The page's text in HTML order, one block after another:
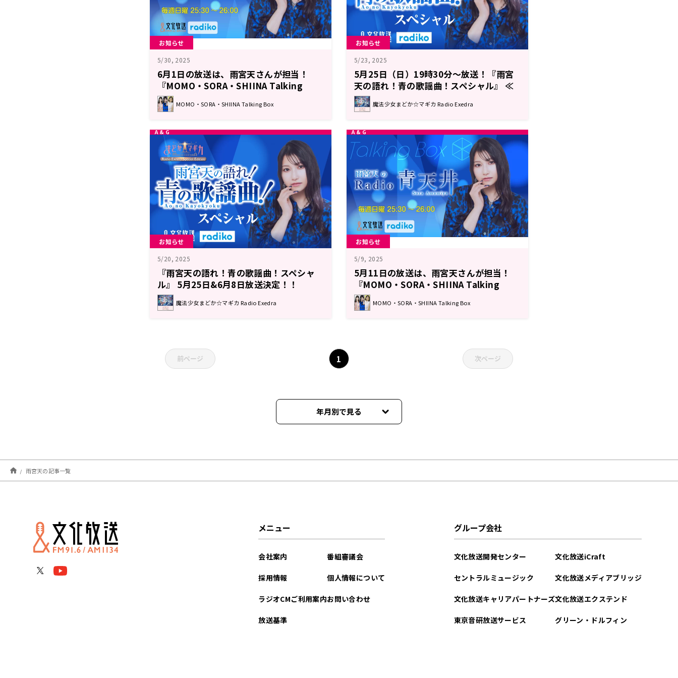
お知らせ
5/30, 2025
6月1日の放送は、雨宮天さんが担当！
『MOMO・SORA・SHIINA Talking
Box』
MOMO・SORA・SHIINA Talking Box
お知らせ
5/23, 2025
5月25日（日）19時30分～放送！『雨宮
天の語れ！青の歌謡曲！スペシャル』 ≪
前編≫
魔法少女まどか☆マギカ Radio Exedra
お知らせ
5/20, 2025
『雨宮天の語れ！青の歌謡曲！スペシャ
ル』 5月25日&6月8日放送決定！！
魔法少女まどか☆マギカ Radio Exedra
お知らせ
5/9, 2025
5月11日の放送は、雨宮天さんが担当！
『MOMO・SORA・SHIINA Talking
Box』
MOMO・SORA・SHIINA Talking Box
前ページ 1 次ページ
年月別で見る
2026年03月
2026年02月
雨宮天の記事一覧
メニュー
会社案内
採用情報
ラジオCMご利用案内
放送基準
番組審議会
個人情報について
お問い合わせ
グループ会社
文化放送開発センター
セントラルミュージック
文化放送キャリアパートナーズ
東京音研放送サービス
文化放送iCraft
文化放送メディアブリッジ
文化放送エクステンド
グリーン・ドルフィン